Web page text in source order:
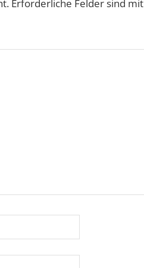
Erforderliche Felder sind mit